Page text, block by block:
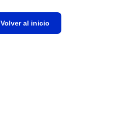
Volver al inicio